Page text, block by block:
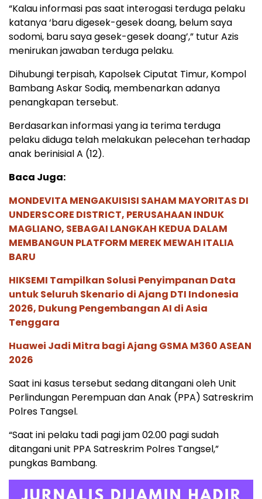
“Kalau informasi pas saat interogasi terduga pelaku
katanya ‘baru digesek-gesek doang, belum saya
sodomi, baru saya gesek-gesek doang’,” tutur Azis
menirukan jawaban terduga pelaku.
Dihubungi terpisah, Kapolsek Ciputat Timur, Kompol
Bambang Askar Sodiq, membenarkan adanya
penangkapan tersebut.
Berdasarkan informasi yang ia terima terduga
pelaku diduga telah melakukan pelecehan terhadap
anak berinisial A (12).
Baca Juga:
MONDEVITA MENGAKUISISI SAHAM MAYORITAS DI
UNDERSCORE DISTRICT, PERUSAHAAN INDUK
MAGLIANO, SEBAGAI LANGKAH KEDUA DALAM
MEMBANGUN PLATFORM MEREK MEWAH ITALIA
BARU
HIKSEMI Tampilkan Solusi Penyimpanan Data
untuk Seluruh Skenario di Ajang DTI Indonesia
2026, Dukung Pengembangan AI di Asia
Tenggara
Huawei Jadi Mitra bagi Ajang GSMA M360 ASEAN
2026
Saat ini kasus tersebut sedang ditangani oleh Unit
Perlindungan Perempuan dan Anak (PPA) Satreskrim
Polres Tangsel.
“Saat ini pelaku tadi pagi jam 02.00 pagi sudah
ditangani unit PPA Satreskrim Polres Tangsel,”
pungkas Bambang.